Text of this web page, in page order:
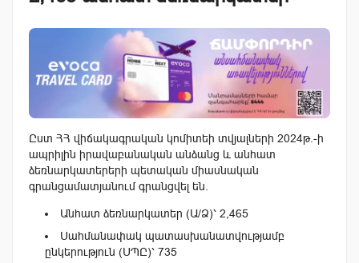
Ըստ ՀՀ վիճակագրական կոմիտեի տվյալների 2024թ.-ի
ապրիլին իրավաբանական անձանց և անհատ
ձեռնարկատերերի պետական միասնական
գրանցամատյանում գրանցվել են.
Անհատ ձեռնարկատեր (Ա/Ձ)՝ 2,465
Սահմանափակ պատասխանատվությամբ
ընկերություն (ՍՊԸ)՝ 735